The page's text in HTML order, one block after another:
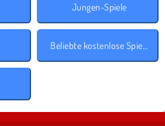
Jungen-Spiele
Beliebte kostenlose Spiele